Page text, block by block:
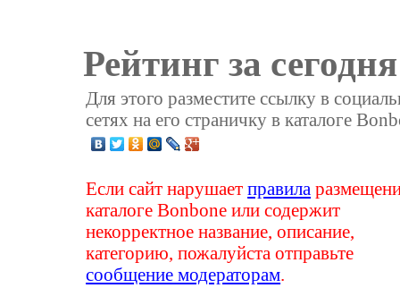
Рейтинг за
Для этого разместите ссылку в
сетях на его страничку в каталоге
Если сайт нарушаетправила
каталоге Bonbone или содержит
некорректное название, описание,
категорию, пожалуйста отправьте
сообщение модераторам